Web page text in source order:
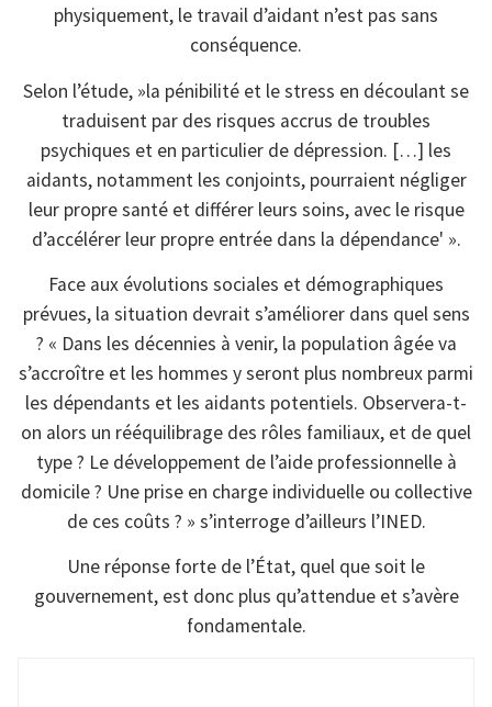
physiquement, le travail d’aidant n’est pas sans
conséquence.
Selon l’étude, »la pénibilité et le stress en découlant se
traduisent par des risques accrus de troubles
psychiques et en particulier de dépression. […] les
aidants, notamment les conjoints, pourraient négliger
leur propre santé et différer leurs soins, avec le risque
d’accélérer leur propre entrée dans la dépendance' ».
Face aux évolutions sociales et démographiques
prévues, la situation devrait s’améliorer dans quel sens
? « Dans les décennies à venir, la population âgée va
s’accroître et les hommes y seront plus nombreux parmi
les dépendants et les aidants potentiels. Observera­-t­-
on alors un rééquilibrage des rôles familiaux, et de quel
type ? Le développement de l’aide professionnelle à
domicile ? Une prise en charge individuelle ou collective
de ces coûts ? » s’interroge d’ailleurs l’INED.
Une réponse forte de l’État, quel que soit le
gouvernement, est donc plus qu’attendue et s’avère
fondamentale.